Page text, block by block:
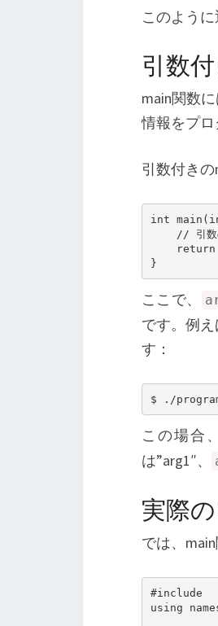
このよう
引数
main関数
情報をプロ
引数付き
int
}
ここで、
です。例
す：
$ ./
この場合、
は”arg1″、
実際
では、
#include
using